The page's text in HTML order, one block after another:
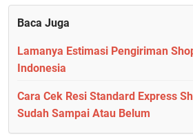
Baca Juga
Lamanya Estimasi Pengiriman
Indonesia
Cara Cek Resi Standard Express
Sudah Sampai Atau Belum